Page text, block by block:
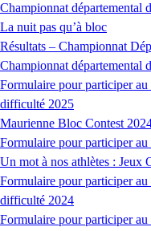
Championnat départemental
La nuit pas qu’à bloc
Résultats – Championnat
Championnat départemental
Formulaire pour participer au
difficulté 2025
Maurienne Bloc Contest
Formulaire pour participer
Un mot à nos athlètes : Jeux
Formulaire pour participer au
difficulté 2024
Formulaire pour participer